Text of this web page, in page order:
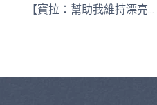
【寶拉：幫助我維持漂亮】